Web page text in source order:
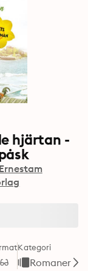
hjärtan -
Kategori
Romaner